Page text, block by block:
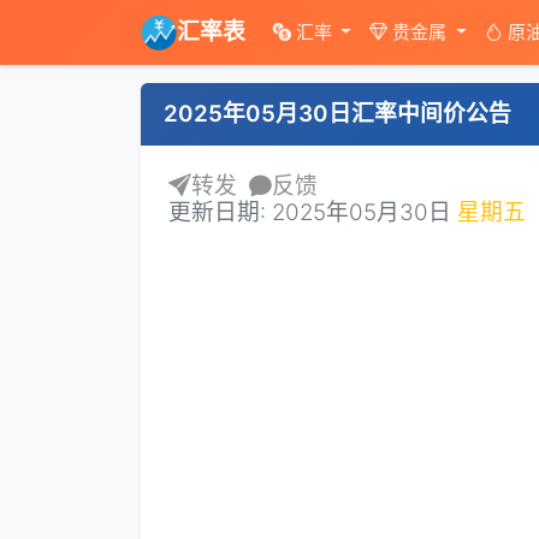
汇率表 汇率 贵金属 原
2025年05月30日汇率中间价公告
转发
反馈
更新日期: 2025年05月30日 星期五